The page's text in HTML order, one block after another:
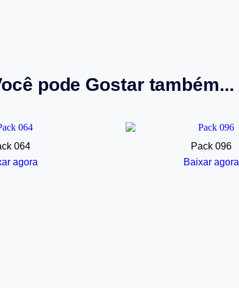
pode Gostar também...
064
agora
Pack 096
Baixar agora